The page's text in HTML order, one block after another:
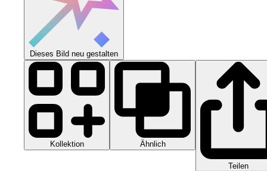
Dieses Bild neu gestalten
Kollektion Ähnlich
Teilen